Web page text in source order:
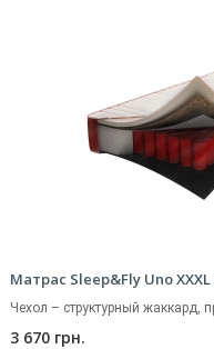
Матрас Sleep&Fly Uno
Чехол – структурный жаккард,
3 670 грн.